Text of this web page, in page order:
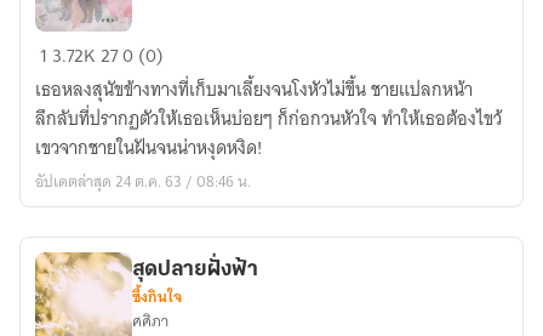
ยอด
ของ
สิคาล
(ชุด
สุด
1 3.72K270 (0)
เธอหลงสุนัขข้างทางที่เก็บมาเลี้ยงจนโงหัวไม่ขึ้น ชายแปลกหน้า
ลึกลับที่ปรากฏตัวให้เธอเห็นบ่อยๆ ก็ก่อกวนหัวใจ ทำให้เธอต้องไขว้
เขวจากชายในฝันจนน่าหงุดหงิด!
อัปเดตล่าสุด 24 ต.ค. 63 / 08:46 น.
สุดปลายฝั่งฟ้า
ซึ้งกินใจ
ศศิภา